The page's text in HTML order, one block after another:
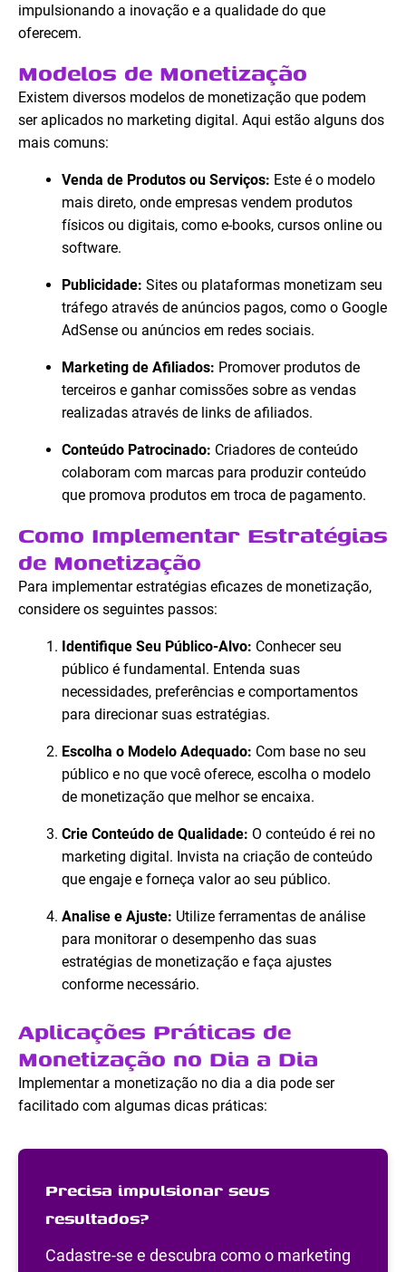
impulsionando a inovação e a qualidade do que
oferecem.
Modelos de Monetização
Existem diversos modelos de monetização que podem
ser aplicados no marketing digital. Aqui estão alguns dos
mais comuns:
Venda de Produtos ou Serviços: Este é o modelo
mais direto, onde empresas vendem produtos
físicos ou digitais, como e-books, cursos online ou
software.
Publicidade: Sites ou plataformas monetizam seu
tráfego através de anúncios pagos, como o Google
AdSense ou anúncios em redes sociais.
Marketing de Afiliados: Promover produtos de
terceiros e ganhar comissões sobre as vendas
realizadas através de links de afiliados.
Conteúdo Patrocinado: Criadores de conteúdo
colaboram com marcas para produzir conteúdo
que promova produtos em troca de pagamento.
Como Implementar Estratégias
de Monetização
Para implementar estratégias eficazes de monetização,
considere os seguintes passos:
Identifique Seu Público-Alvo: Conhecer seu
público é fundamental. Entenda suas
necessidades, preferências e comportamentos
para direcionar suas estratégias.
Escolha o Modelo Adequado: Com base no seu
público e no que você oferece, escolha o modelo
de monetização que melhor se encaixa.
Crie Conteúdo de Qualidade: O conteúdo é rei no
marketing digital. Invista na criação de conteúdo
que engaje e forneça valor ao seu público.
Analise e Ajuste: Utilize ferramentas de análise
para monitorar o desempenho das suas
estratégias de monetização e faça ajustes
conforme necessário.
Aplicações Práticas de
Monetização no Dia a Dia
Implementar a monetização no dia a dia pode ser
facilitado com algumas dicas práticas:
Precisa impulsionar seus
resultados?
Cadastre-se e descubra como o marketing